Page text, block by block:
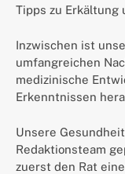
Tipps zu Erkältung
Inzwischen ist
umfangreichen
medizinische
Erkenntnissen
Unsere
Redaktionsteam
zuerst den Rat